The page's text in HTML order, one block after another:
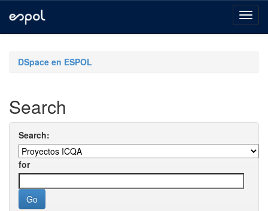
navigationDSpace en ESPOL
Search
Search:
for